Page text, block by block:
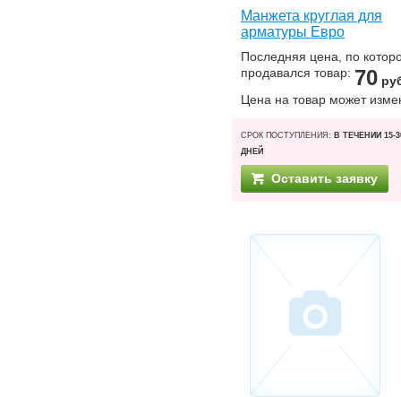
Манжета круглая для
арматуры Евро
Последняя цена, по
продавался товар: 70
Цена на товар может
СРОК ПОСТУПЛЕНИЯ: В ТЕЧЕНИИ 15-
ДНЕЙ
Оставить заявку